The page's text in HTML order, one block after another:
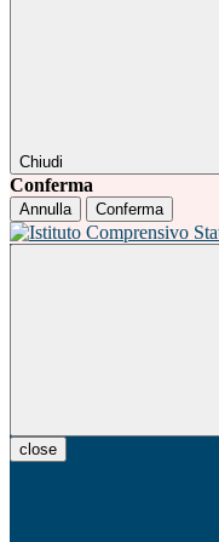
Chiudi
Conferma
Annulla Conferma
close